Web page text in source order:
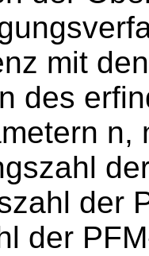
mit
des
n,
der
der